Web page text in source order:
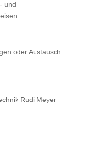
und
oder Austausch
Rudi Meyer